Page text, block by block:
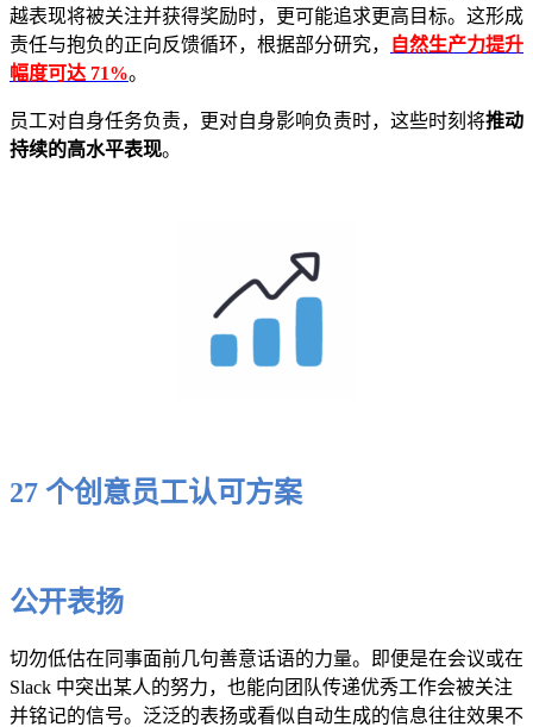
越表现将被关注并获得奖励时，更可能追求更高目标。这形成
责任与抱负的正向反馈循环，根据部分研究，
自然生产力提升
幅度可达 71%。
员工对自身任务负责，更对自身影响负责时，这些时刻将推动
持续的高水平表现。
27 个创意员工认可方案
公开表扬
切勿低估在同事面前几句善意话语的力量。即便是在会议或在
Slack 中突出某人的努力，也能向团队传递优秀工作会被关注
并铭记的信号。泛泛的表扬或看似自动生成的信息往往效果不